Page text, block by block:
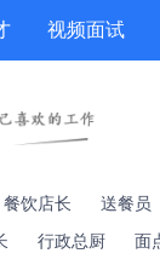
视频面试
餐饮店长 送餐员
行政总厨 面